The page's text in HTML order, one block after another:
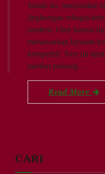
Selain itu, masyarakat
lingkungan sebagai
modern. Oleh karena
menawarkan layanan
kompetitif. Tren ini
melihat peluang…
Read More
CARI